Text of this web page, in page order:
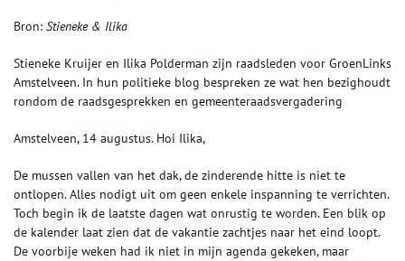
Bron: Stieneke & Ilika
Stieneke Kruijer en Ilika Polderman zijn raadsleden voor GroenLinks
Amstelveen. In hun politieke blog bespreken ze wat hen bezighoudt
rondom de raadsgesprekken en gemeenteraadsvergadering
Amstelveen, 14 augustus. Hoi Ilika,
De mussen vallen van het dak, de zinderende hitte is niet te
ontlopen. Alles nodigt uit om geen enkele inspanning te verrichten.
Toch begin ik de laatste dagen wat onrustig te worden. Een blik op
de kalender laat zien dat de vakantie zachtjes naar het eind loopt.
De voorbije weken had ik niet in mijn agenda gekeken, maar